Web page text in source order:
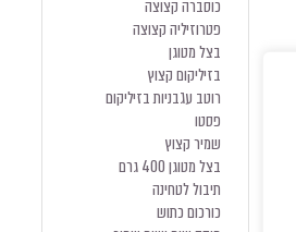
כוסברה קצוצה
פטרוזיליה קצוצה
בצל מטוגן
בזיליקום קצוץ
רוטב עגבניות בזיליקום
פסטו
שמיר קצוץ
בצל מטוגן 400 גרם
תיבול לטחינה
כורכום כתוש